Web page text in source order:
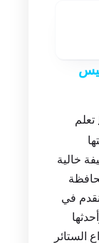
تعلم
خالية
نقدم في
الستائر